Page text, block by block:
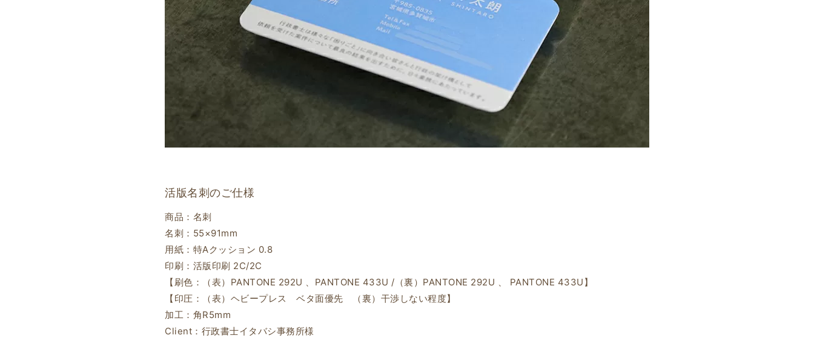
活版名刺のご仕様
商品：名刺
名刺：55×91mm
用紙：特Aクッション 0.8
印刷：活版印刷 2C/2C
【刷色：（表）PANTONE 292U 、PANTONE 433U /（裏）PANTONE 292U 、 PANTONE 433U】
【印圧：（表）ヘビープレス ベタ面優先 （裏）干渉しない程度】
加工：角R5mm
Client：行政書士イタバシ事務所様